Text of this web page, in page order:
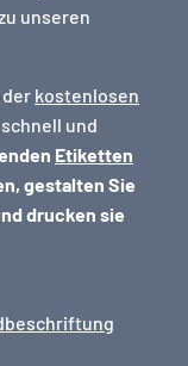
unseren
kostenlosen
und
Etiketten
gestalten Sie
drucken sie